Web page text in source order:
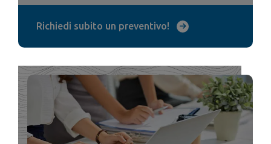
Richiedi subito un preventivo!